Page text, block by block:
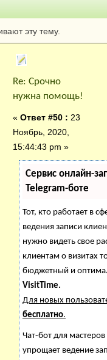
Тема: Срочно
раз)
эту тему.
Re: Срочно
нужна помощь!
« Ответ #50 : 23
Ноябрь, 2020,
15:44:43 pm »
Сервис онлайн-
Telegram-боте
Тот, кто работает в
ведения записи
нужно видеть свое
клиентам о визитах
бюджетный и
VisitTime.
Для новых
бесплатно.
Чат-бот для
упрощает ведение